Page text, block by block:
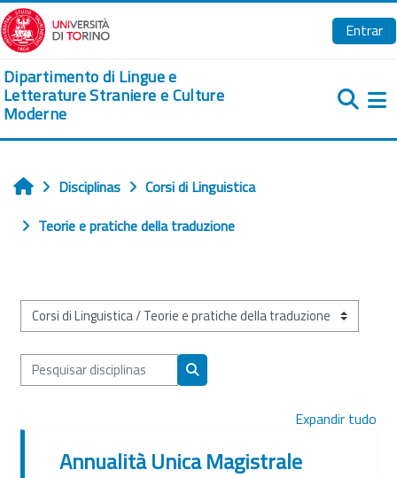
Ir para o conteúdo principal
Entrar
Dipartimento di Lingue e
Letterature Straniere e Culture
Moderne
Início
Disciplinas
Corsi di Linguistica
Teorie e pratiche della traduzione
Categorias de disciplinas
Pesquisar disciplinas
Pesquisar disciplinas
Expandir tudo
Annualità Unica Magistrale